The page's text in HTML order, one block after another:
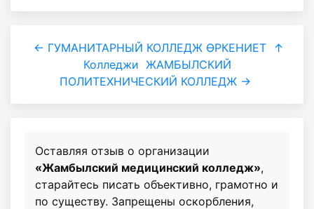
← ГУМАНИТАРНЫЙ КОЛЛЕДЖ ӨРКЕНИЕТ ↑
Колледжи ЖАМБЫЛСКИЙ
ПОЛИТЕХНИЧЕСКИЙ КОЛЛЕДЖ →
Оставляя отзыв о организации
«Жамбылский медицинский колледж»,
старайтесь писать объективно, грамотно и
по существу. Запрещены оскорбления,